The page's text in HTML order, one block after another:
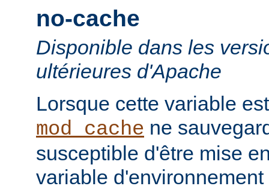
no-cache
Disponible dans les
ultérieures d'Apache
Lorsque cette variable
mod_cache ne
susceptible d'être mise
variable